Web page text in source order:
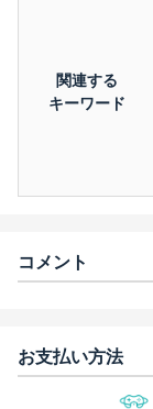
関連する
キーワード
コメント
お支払い方法